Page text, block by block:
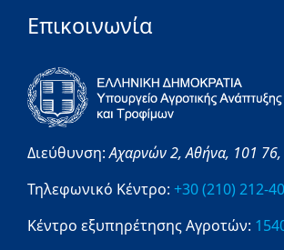
Επικοινωνία
Διεύθυνση:Αχαρνών 2,Αθήνα, 101 76,
Τηλεφωνικό Κέντρο: +30 (210) 212-
Κέντρο εξυπηρέτησης Αγροτών: